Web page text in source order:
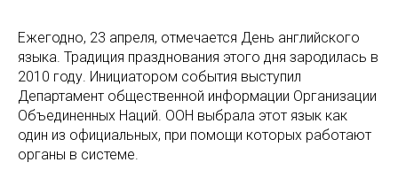
Ежегодно, 23 апреля, отмечается День английского
языка. Традиция празднования этого дня зародилась в
2010 году. Инициатором события выступил
Департамент общественной информации Организации
Объединенных Наций. ООН выбрала этот язык как
один из официальных, при помощи которых работают
органы в системе.